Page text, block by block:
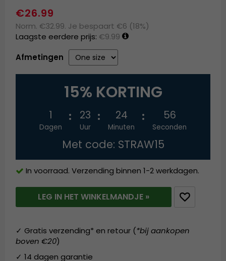
€26.99
Norm. €32.99. Je bespaart €6 (18%)
Laagste eerdere prijs: €9.99
Afmetingen
15% KORTING
1
Dagen
23
Uur
24
Minuten
56
Seconden
Met code: STRAW15
In voorraad. Verzending binnen 1-2 werkdagen.
LEG IN HET WINKELMANDJE »
✓ Gratis verzending* en retour (*bij aankopen
boven €20)
✓ 14 dagen garantie